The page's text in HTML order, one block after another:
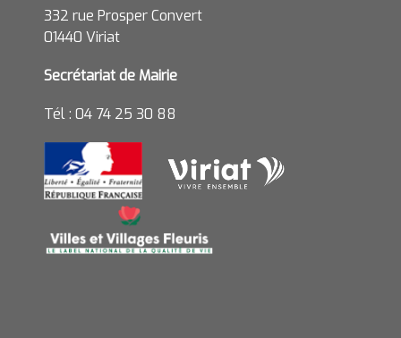
332 rue Prosper Convert
01440 Viriat
Secrétariat de Mairie
Tél : 04 74 25 30 88